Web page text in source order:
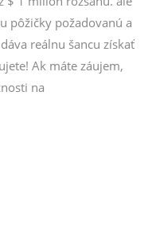
pôžičky požadovanú a
reálnu šancu získať
Ak máte záujem,
na